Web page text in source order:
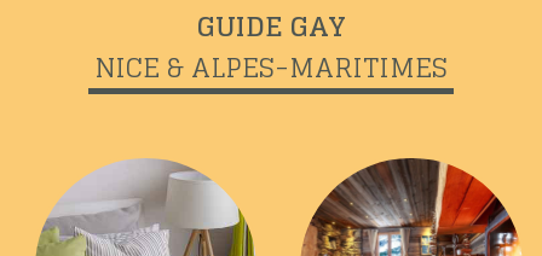
GUIDE GAY
NICE & ALPES-MARITIMES